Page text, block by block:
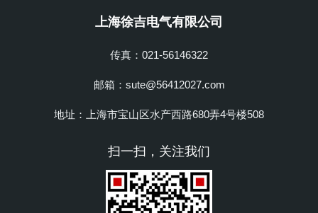
上海徐吉电气有限公司
传真：021-56146322
邮箱：sute@56412027.com
地址：上海市宝山区水产西路680弄4号楼508
扫一扫，关注我们